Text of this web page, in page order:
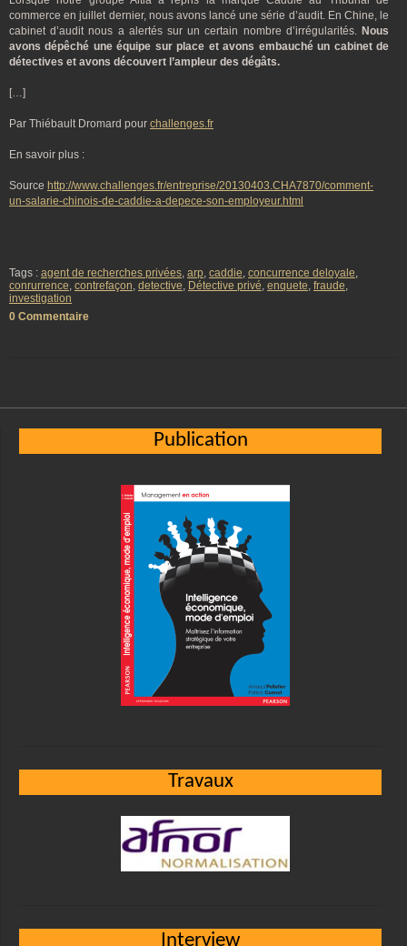
commerce en juillet dernier, nous avons lancé une série d’audit. En Chine, le
cabinet d’audit nous a alertés sur un certain nombre d’irrégularités. Nous
avons dépêché une équipe sur place et avons embauché un cabinet de
détectives et avons découvert l’ampleur des dégâts.
[…]
Par Thiébault Dromard pour challenges.fr
En savoir plus :
Source http://www.challenges.fr/entreprise/20130403.CHA7870/comment-
un-salarie-chinois-de-caddie-a-depece-son-employeur.html
Tags : agent de recherches privées, arp, caddie, concurrence deloyale,
conrurrence, contrefaçon, detective, Détective privé, enquete, fraude,
investigation
0 Commentaire
Publication
Travaux
Interview